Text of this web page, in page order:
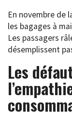
En novembre de
les bagages à
Les passagers
désemplissent
Les